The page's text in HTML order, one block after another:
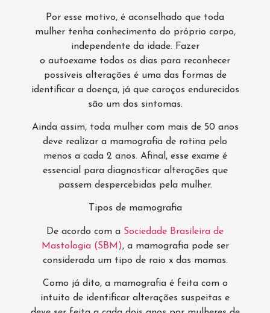
Por esse motivo, é aconselhado que toda
mulher tenha conhecimento do próprio corpo,
independente da idade. Fazer
o autoexame todos os dias para reconhecer
possíveis alterações é uma das formas de
identificar a doença, já que caroços endurecidos
são um dos sintomas.
Ainda assim, toda mulher com mais de 50 anos
deve realizar a mamografia de rotina pelo
menos a cada 2 anos. Afinal, esse exame é
essencial para diagnosticar alterações que
passem despercebidas pela mulher.
Tipos de mamografia
De acordo com a Sociedade Brasileira de
Mastologia (SBM), a mamografia pode ser
considerada um tipo de raio x das mamas.
Como já dito, a mamografia é feita com o
intuito de identificar alterações suspeitas e